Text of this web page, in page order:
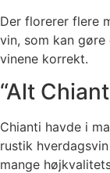
Der florerer flere
vin, som kan
vinene korrekt.
“Alt
Chianti havde i
rustik
mange